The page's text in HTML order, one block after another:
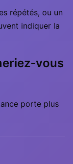
répétés, ou un
indiquer la
vous
porte plus